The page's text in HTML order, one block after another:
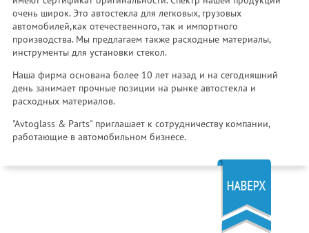
очень широк. Это автостекла для легковых, грузовых
автомобилей,как отечественного, так и импортного
производства. Мы предлагаем также расходные материалы,
инструменты для установки стекол.
Наша фирма основана более 10 лет назад и на сегодняшний
день занимает прочные позиции на рынке автостекла и
расходных материалов.
"Avtoglass & Parts" приглашает к сотрудничеству компании,
работающие в автомобильном бизнесе.